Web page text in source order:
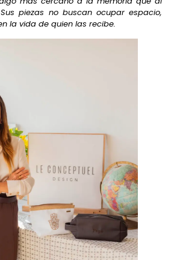
piezas no buscan ocupar espacio,
la vida de quien las recibe.